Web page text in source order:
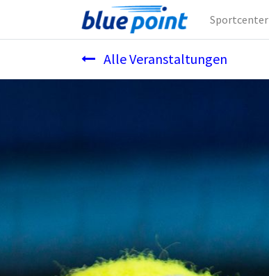
Sportcenter
Alle Veranstaltungen